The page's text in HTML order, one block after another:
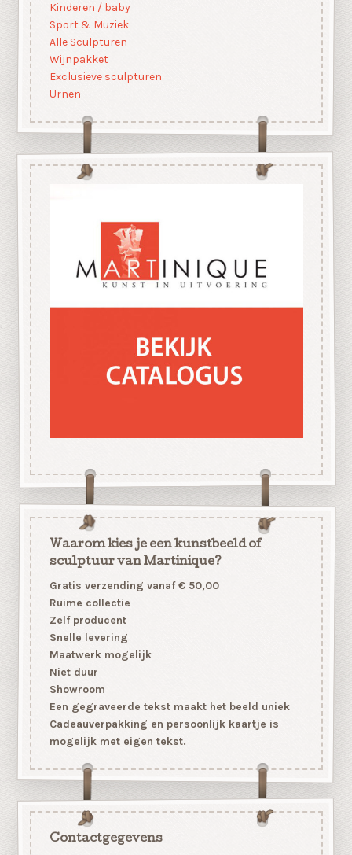
Kinderen / baby
Sport & Muziek
Alle Sculpturen
Wijnpakket
Exclusieve sculpturen
Urnen
Waarom kies je een kunstbeeld of
sculptuur van Martinique?
Gratis verzending vanaf € 50,00
Ruime collectie
Zelf producent
Snelle levering
Maatwerk mogelijk
Niet duur
Showroom
Een gegraveerde tekst maakt het beeld uniek
Cadeauverpakking en persoonlijk kaartje is
mogelijk met eigen tekst.
Contactgegevens